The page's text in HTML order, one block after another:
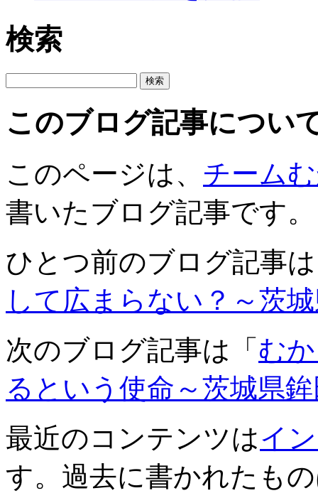
検索
このブログ記事につい
このページは、 チーム
書いたブログ記事です。
ひとつ前のブログ記事
して広まらない？～茨
次のブログ記事は「 む
るという使命～茨城県
最近のコンテンツはイ
す。過去に書かれたも